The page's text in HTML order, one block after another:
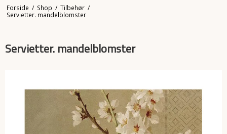
Forside / Shop / Tilbehør /
Servietter. mandelblomster
Servietter. mandelblomster